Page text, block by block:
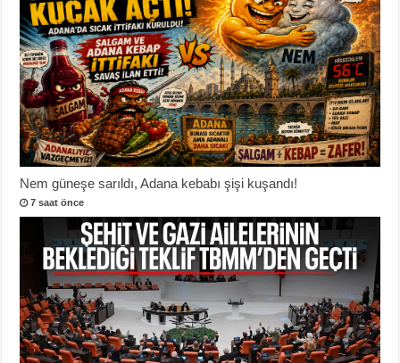
Nem güneşe sarıldı, Adana kebabı şişi kuşandı!
7 saat önce